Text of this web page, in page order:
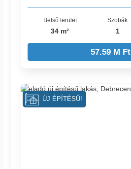
Belső terület
34 m²
Szobák
1
57.59 M Ft
ÚJ ÉPÍTÉSŰ!